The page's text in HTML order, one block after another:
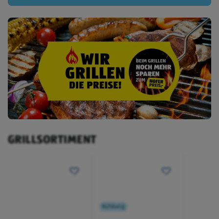
GRILLSORTIMENT
Kühlung